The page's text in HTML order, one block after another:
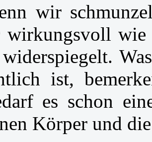
wir
wirkungsvoll wie
ist,
es schon
Körper und